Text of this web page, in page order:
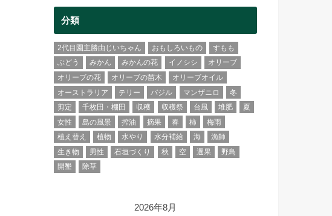
分類
2代目園主勝由じいちゃん おもしろいもの
すもも
ぶどう
みかん みかんの花 イノシシ
オリーブ
オリーブの花
オリーブの苗木
オリーブオイル
オーストラリア
テリー バジル マンザニロ
冬
剪定
千枚田・棚田 収穫 収穫祭 台風 堆肥
夏
女性
島の風景 搾油 摘果 春 柿
梅雨
植え替え
植物 水やり 水分補給 海
漁師
生き物
男性 石垣づくり 秋 空 選果
野鳥
開墾
除草
2026年8月